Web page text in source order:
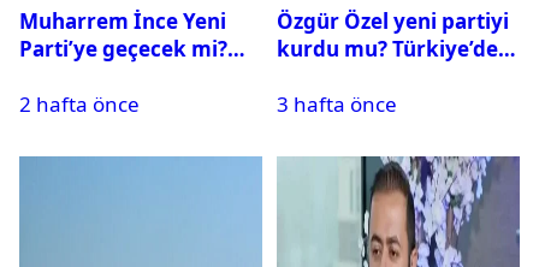
Muharrem İnce Yeni
Parti’ye geçecek mi?
2 hafta önce
Özgür Özel yeni partiyi
kurdu mu? Türkiye’de
süreci nasıl işler?
3 hafta önce